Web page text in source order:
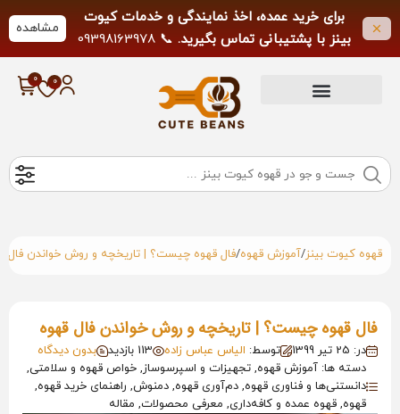
برای خرید عمده، اخذ نمایندگی و خدمات کیوت
بینز با پشتیبانی تماس بگیرید. 📞 09398163978
لطفاً از تماس خارج از ساعات کاری خودداری
فرمایید.
مشاهده
قهوه کیوت بینز/آموزش قهوه/فال قهوه چیست؟ | تاریخچه و روش خواندن فال
فال قهوه چیست؟ | تاریخچه و روش خواندن فال قهوه
در: 25 تیر 1399 توسط: الیاس عباس زاده 113 بازدید
بدون دیدگاه
دسته ها: آموزش قهوه, تجهیزات و اسپرسوساز, خواص قهوه و سلامتی,
دانستنی‌ها و فناوری قهوه, دم‌آوری قهوه, دمنوش, راهنمای خرید قهوه,
قهوه, قهوه عمده و کافه‌داری, معرفی محصولات, مقاله